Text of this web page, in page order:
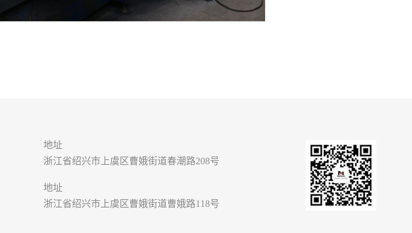
地址
浙江省绍兴市上虞区曹娥街道春潮路208号
地址
浙江省绍兴市上虞区曹娥街道曹娥路118号